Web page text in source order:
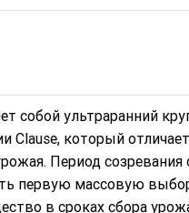
собой ультраранний
Clause, который
Период созревания
первую массовую
в сроках сбора